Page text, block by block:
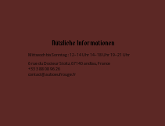
Nützliche Informationen
Mittwoch bis Sonntag : 12–14 Uhr 14–18 Uhr 19–21 Uhr
6 rue du Docteur Stoltz, 67140 andlau, France
+33 3 88 08 96 26
contact@auboeufrouge.fr